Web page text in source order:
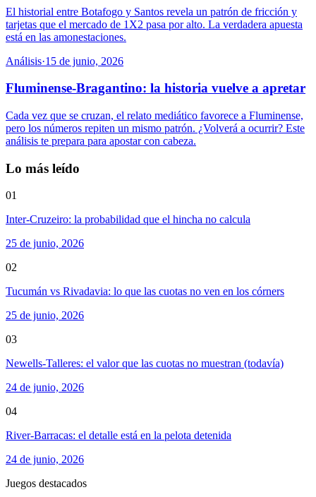
El historial entre Botafogo y Santos revela un patrón de fricción y
tarjetas que el mercado de 1X2 pasa por alto. La verdadera apuesta
está en las amonestaciones.
Análisis·15 de junio, 2026
Fluminense-Bragantino: la historia vuelve a apretar
Cada vez que se cruzan, el relato mediático favorece a Fluminense,
pero los números repiten un mismo patrón. ¿Volverá a ocurrir? Este
análisis te prepara para apostar con cabeza.
Lo más leído
01
Inter-Cruzeiro: la probabilidad que el hincha no calcula
25 de junio, 2026
02
Tucumán vs Rivadavia: lo que las cuotas no ven en los córners
25 de junio, 2026
03
Newells-Talleres: el valor que las cuotas no muestran (todavía)
24 de junio, 2026
04
River-Barracas: el detalle está en la pelota detenida
24 de junio, 2026
Juegos destacados